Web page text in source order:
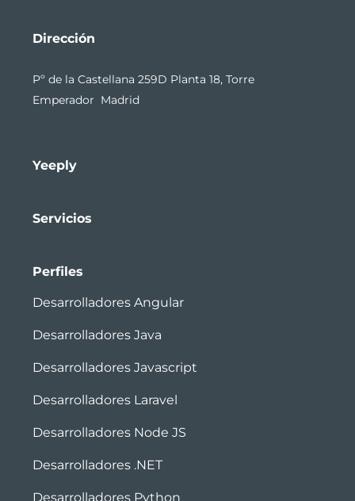
Dirección
Pº de la Castellana 259D Planta 18, Torre
Emperador Madrid
Yeeply
Servicios
Perfiles
Desarrolladores Angular
Desarrolladores Java
Desarrolladores Javascript
Desarrolladores Laravel
Desarrolladores Node JS
Desarrolladores .NET
Desarrolladores Python